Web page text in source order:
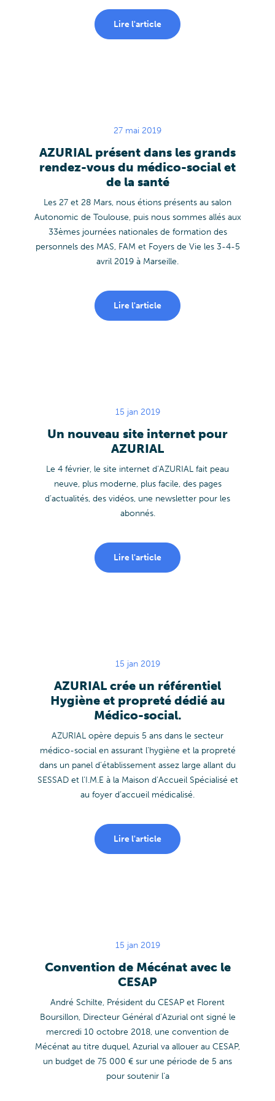
Lire l'article
27 mai 2019
AZURIAL présent dans les grands
rendez-vous du médico-social et
de la santé
Les 27 et 28 Mars, nous étions présents au salon
Autonomic de Toulouse, puis nous sommes allés aux
33èmes journées nationales de formation des
personnels des MAS, FAM et Foyers de Vie les 3-4-5
avril 2019 à Marseille.
Lire l'article
15 jan 2019
Un nouveau site internet pour
AZURIAL
Le 4 février, le site internet d’AZURIAL fait peau
neuve, plus moderne, plus facile, des pages
d’actualités, des vidéos, une newsletter pour les
abonnés.
Lire l'article
15 jan 2019
AZURIAL crée un référentiel
Hygiène et propreté dédié au
Médico-social.
AZURIAL opère depuis 5 ans dans le secteur
médico-social en assurant l’hygiène et la propreté
dans un panel d’établissement assez large allant du
SESSAD et l’I.M.E à la Maison d’Accueil Spécialisé et
au foyer d’accueil médicalisé.
Lire l'article
15 jan 2019
Convention de Mécénat avec le
CESAP
André Schilte, Président du CESAP et Florent
Boursillon, Directeur Général d’Azurialont signé le
mercredi 10 octobre 2018, une convention de
Mécénat au titre duquel, Azurial va allouer au CESAP,
un budget de 75 000 € sur une période de 5 ans
pour soutenir l’a